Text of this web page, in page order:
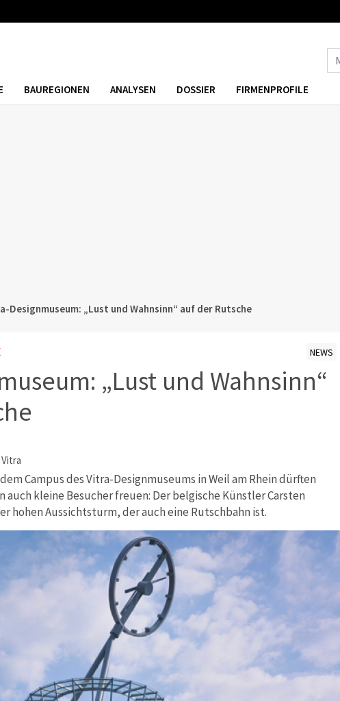
BAUREGIONEN ANALYSEN DOSSIER FIRMENPROFILE
Designmuseum: „Lust und Wahnsinn“ auf der Rutsche
NEWS
„Lust und Wahnsinn“
Campus des Vitra-Designmuseums in Weil am Rhein dürften
auch kleine Besucher freuen: Der belgische Künstler Carsten
hohen Aussichtsturm, der auch eine Rutschbahn ist.